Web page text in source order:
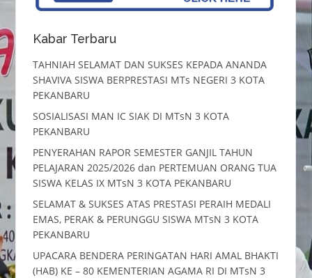
Kabar Terbaru
TAHNIAH SELAMAT DAN SUKSES KEPADA ANANDA
SHAVIVA SISWA BERPRESTASI MTs NEGERI 3 KOTA
PEKANBARU
SOSIALISASI MAN IC SIAK DI MTsN 3 KOTA
PEKANBARU
PENYERAHAN RAPOR SEMESTER GANJIL TAHUN
PELAJARAN 2025/2026 dan PERTEMUAN ORANG TUA
SISWA KELAS IX MTsN 3 KOTA PEKANBARU
SELAMAT & SUKSES ATAS PRESTASI PERAIH MEDALI
EMAS, PERAK & PERUNGGU SISWA MTsN 3 KOTA
PEKANBARU
UPACARA BENDERA PERINGATAN HARI AMAL BHAKTI
(HAB) KE – 80 KEMENTERIAN AGAMA RI DI MTsN 3